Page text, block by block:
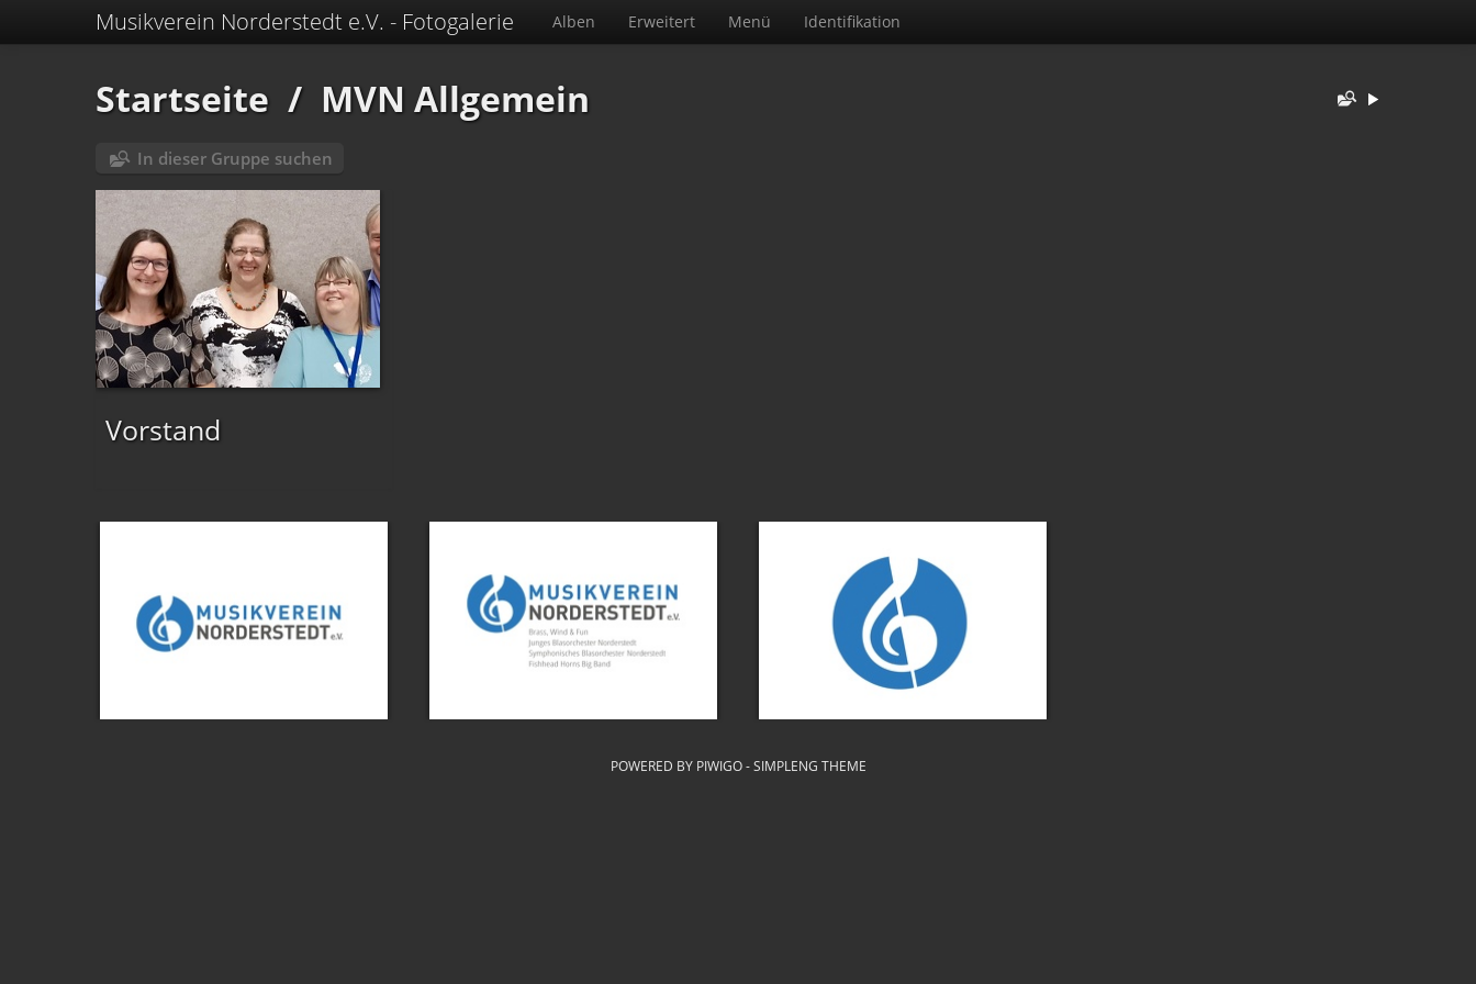
Musikverein Norderstedt e.V. - Fotogalerie Alben Erweitert Menü Identifikation
Startseite / MVN Allgemein
In dieser Gruppe suchen
Vorstand
POWERED BY PIWIGO-SIMPLENG THEME